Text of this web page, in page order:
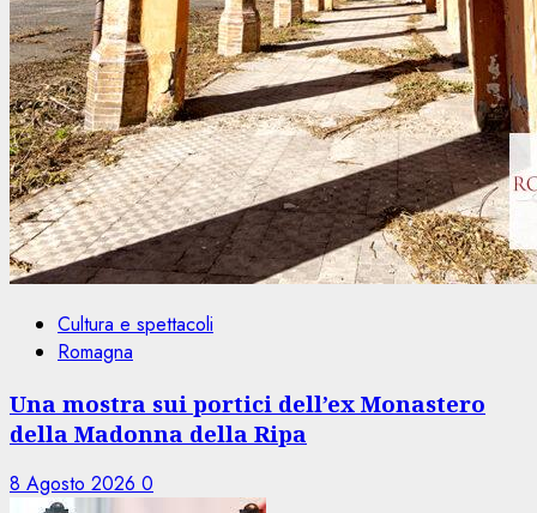
Cultura e spettacoli
Romagna
Una mostra sui portici dell’ex Monastero
della Madonna della Ripa
8 Agosto 2026 0